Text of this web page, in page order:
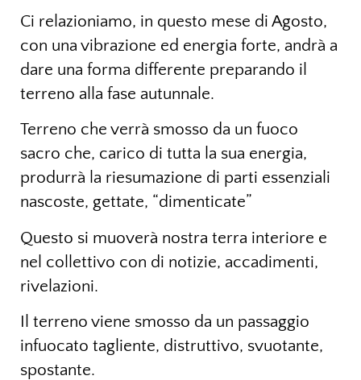
Ci relazioniamo, in questo mese di Agosto,
con una vibrazione ed energia forte, andrà a
dare una forma differente preparando il
terreno alla fase autunnale.
Terreno che verrà smosso da un fuoco
sacro che, carico di tutta la sua energia,
produrrà la riesumazione di parti essenziali
nascoste, gettate, “dimenticate”
Questo si muoverà nostra terra interiore e
nel collettivo con di notizie, accadimenti,
rivelazioni.
Il terreno viene smosso da un passaggio
infuocato tagliente, distruttivo, svuotante,
spostante.